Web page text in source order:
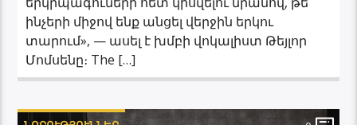
ինչերի միջով ենք անցել վերջին երկու
տարում», — ասել է խմբի վոկալիստ Թեյլոր
Մոմսենը։ The […]